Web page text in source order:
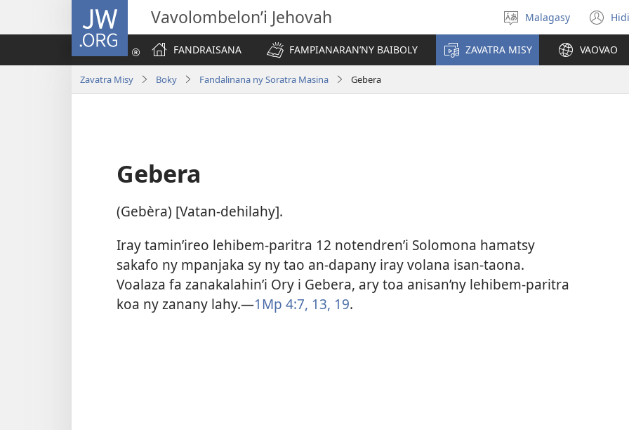
JW.ORG Vavolombelon’i Jehovah
Hifidy
fiteny
Malagasy
FANDRAISANA
FAMPIANARAN’NY BAIBOLY ZAVATRA MISY VAOVAO
Zavatra Misy Boky Fandalinana ny Soratra Masina Gebera
Gebera
(Gebèra) [Vatan-dehilahy].
Iray tamin’ireo lehibem-paritra 12 notendren’i Solomona hamatsy
sakafo ny mpanjaka sy ny tao an-dapany iray volana isan-taona.
Voalaza fa zanakalahin’i Ory i Gebera, ary toa anisan’ny lehibem-paritra
koa ny zanany lahy.​—1Mp 4:7, 13, 19.